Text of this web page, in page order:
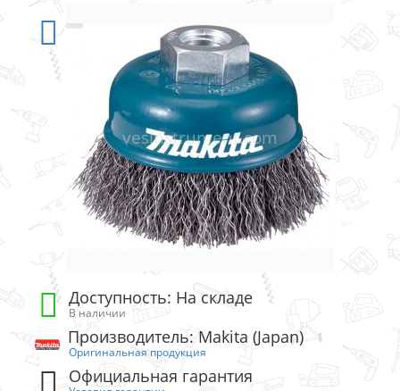
Доступность: На складе
В наличии
Производитель: Makita (Japan)
Оригинальная продукция
Официальная гарантия